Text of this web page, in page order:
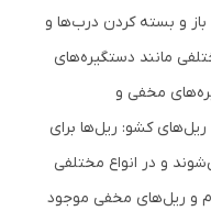
و بسته کردن درب‌ها و
مانند دستگیره‌های
مخفی و
کشو: ریل‌ها برای
و در انواع مختلفی
و ریل‌های مخفی موجود